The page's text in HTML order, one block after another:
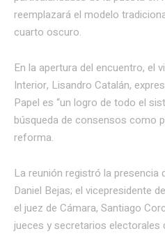
reemplazará el modelo
cuarto oscuro.
En la apertura del encuentro, el
Interior, Lisandro Catalán,
Papel es “un logro de todo el
búsqueda de consensos como
reforma.
La reunión registró la presencia
Daniel Bejas; el vicepresidente
el juez de Cámara, Santiago
jueces y secretarios electorales